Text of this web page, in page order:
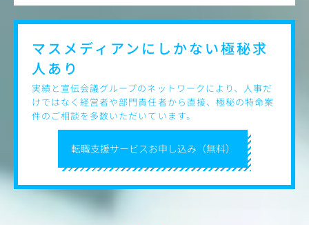
転職支援サービスお申し込み（無料）
マスメディアンにしかない極秘求
人あり
実績と宣伝会議グループのネットワークにより、人事だ
けではなく経営者や部門責任者から直接、極秘の特命案
件のご相談を多数いただいています。